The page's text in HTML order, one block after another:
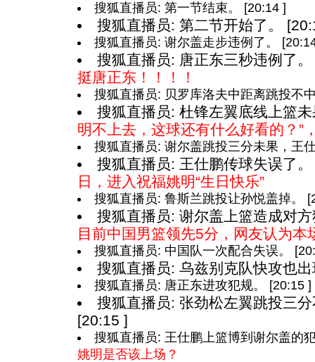
搜狐直播员: 第一节结束。 [20:14 ]
搜狐直播员: 第二节开始了。
搜狐直播员: 谢尔盖走步违例了。
搜狐直播员: 唐正东三秒违例了
挺唐正东！！！！
搜狐直播员: 贝罗库洛夫中距离跳投不
搜狐直播员: 杜锋左翼底线上篮
明不上去，这球还有什么好看的？”
搜狐直播员: 谢尔盖跳投三分未果，王
搜狐直播员: 王仕鹏传球失误了
日，进入祝福姚明“生日快乐”
搜狐直播员: 鲁斯兰跳投让孙悦盖掉。
搜狐直播员: 谢尔盖上篮造成对
目前中国男篮领先5分，网友认为本
搜狐直播员: 中国队一次配合失误。
搜狐直播员: 乌兹别克队快攻也
搜狐直播员: 唐正东进攻犯规。 [20:15 ]
搜狐直播员: 张劲松左翼跳投三
[20:15 ]
搜狐直播员: 王仕鹏上篮博到谢尔盖的
姚明是否该上场？